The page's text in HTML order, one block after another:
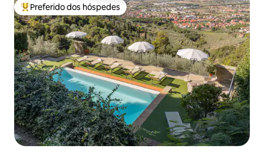
Entre os melhores preferidos dos hóspedes
Preferido dos hóspedes